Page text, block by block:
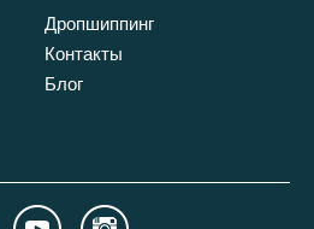
Дропшиппинг
Контакты
Блог